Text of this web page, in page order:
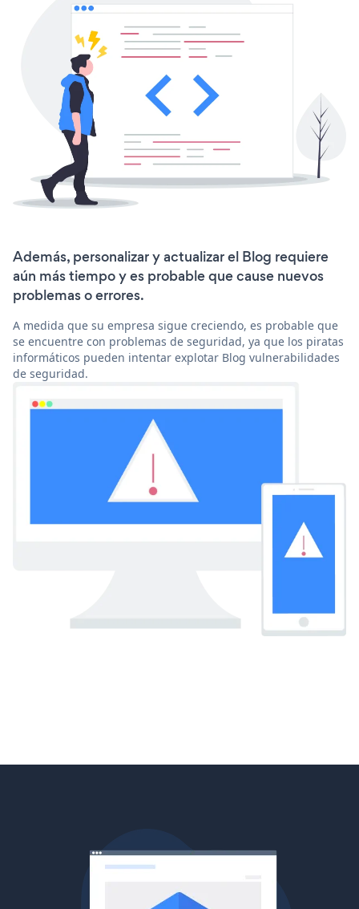
Además, personalizar y actualizar el Blog requiere
aún más tiempo y es probable que cause nuevos
problemas o errores.
A medida que su empresa sigue creciendo, es probable que
se encuentre con problemas de seguridad, ya que los piratas
informáticos pueden intentar explotar Blog vulnerabilidades
de seguridad.